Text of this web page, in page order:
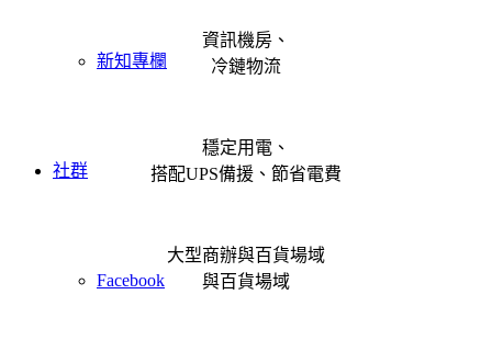
新知專欄
社群
Facebook
資訊機房、
冷鏈物流
穩定用電、
搭配UPS備援、節省電費
大型商辦與百貨場域
與百貨場域